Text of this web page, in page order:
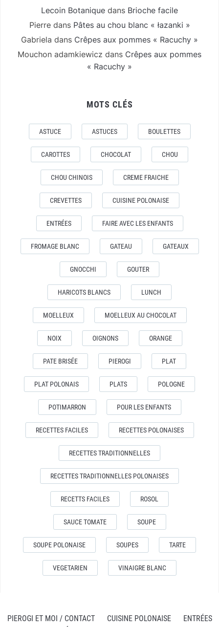
Lecoin Botanique dans Brioche facile
Pierredans Pâtes au chou blanc « łazanki »
Gabriela dans Crêpes aux pommes « Racuchy »
Mouchon adamkiewicz dans Crêpes aux pommes
« Racuchy »
MOTS CLÉS
ASTUCE ASTUCES BOULETTES
CAROTTES CHOCOLAT CHOU
CHOU CHINOIS CREME FRAICHE
CREVETTES CUISINE POLONAISE
ENTRÉES FAIRE AVEC LES ENFANTS
FROMAGE BLANC GATEAU GATEAUX
GNOCCHI GOUTER
HARICOTS BLANCS LUNCH
MOELLEUX MOELLEUX AU CHOCOLAT
NOIX OIGNONS ORANGE
PATE BRISÉE PIEROGI PLAT
PLAT POLONAIS PLATS POLOGNE
POTIMARRON POUR LES ENFANTS
RECETTES FACILES RECETTES POLONAISES
RECETTES TRADITIONNELLES
RECETTES TRADITIONNELLES POLONAISES
RECETTS FACILES ROSOL
SAUCE TOMATE SOUPE
SOUPE POLONAISE SOUPES TARTE
VEGETARIEN VINAIGRE BLANC
PIEROGI ET MOI / CONTACT CUISINE POLONAISE
ENTRÉES